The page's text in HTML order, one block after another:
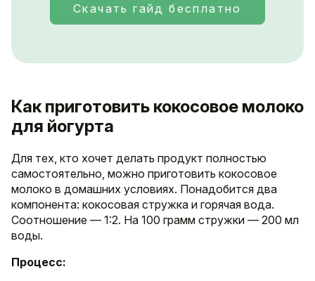
Скачать гайд бесплатно
Как приготовить кокосовое молоко
для йогурта
Для тех, кто хочет делать продукт полностью
самостоятельно, можно приготовить кокосовое
молоко в домашних условиях. Понадобится два
компонента: кокосовая стружка и горячая вода.
Соотношение — 1:2. На 100 грамм стружки — 200 мл
воды.
Процесс: